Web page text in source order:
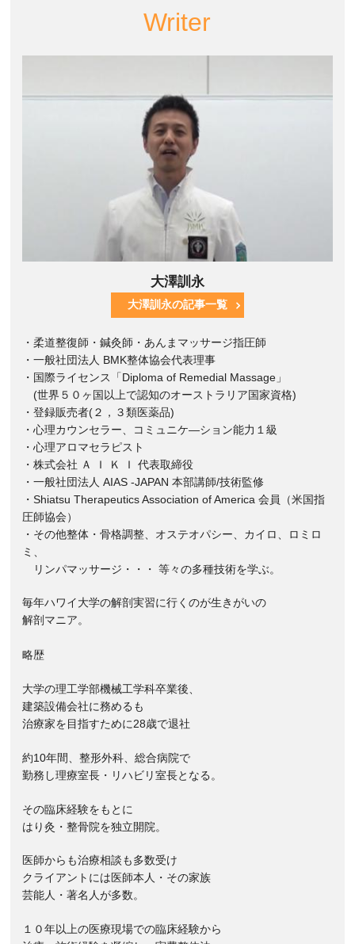
Writer
大澤訓永
大澤訓永の記事一覧
・柔道整復師・鍼灸師・あんまマッサージ指圧師
・一般社団法人 BMK整体協会代表理事
・国際ライセンス「Diploma of Remedial Massage」
(世界５０ヶ国以上で認知のオーストラリア国家資格)
・登録販売者(２，３類医薬品)
・心理カウンセラー、コミュニケ―ション能力１級
・心理アロマセラピスト
・株式会社 Ａ Ｉ Ｋ Ｉ 代表取締役
・一般社団法人 AIAS -JAPAN 本部講師/技術監修
・Shiatsu Therapeutics Association of America 会員（米国指
圧師協会）
・その他整体・骨格調整、オステオパシー、カイロ、ロミロ
ミ、
リンパマッサージ・・・ 等々の多種技術を学ぶ。
毎年ハワイ大学の解剖実習に行くのが生きがいの
解剖マニア。
略歴
大学の理工学部機械工学科卒業後、
建築設備会社に務めるも
治療家を目指すために28歳で退社
約10年間、整形外科、総合病院で
勤務し理療室長・リハビリ室長となる。
その臨床経験をもとに
はり灸・整骨院を独立開院。
医師からも治療相談も多数受け
クライアントには医師本人・その家族
芸能人・著名人が多数。
１０年以上の医療現場での臨床経験から